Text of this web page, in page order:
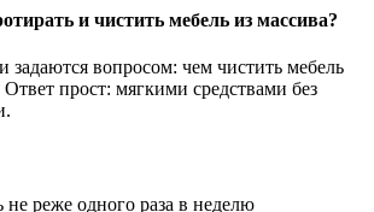
и чистить мебель из массива?
задаются вопросом: чем чистить мебель
Ответ прост: мягкими средствами без
не реже одного раза в неделю